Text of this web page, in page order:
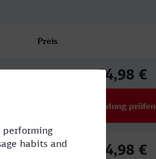
Preis
64,98 €
Verbindung prüfen
64,98 €